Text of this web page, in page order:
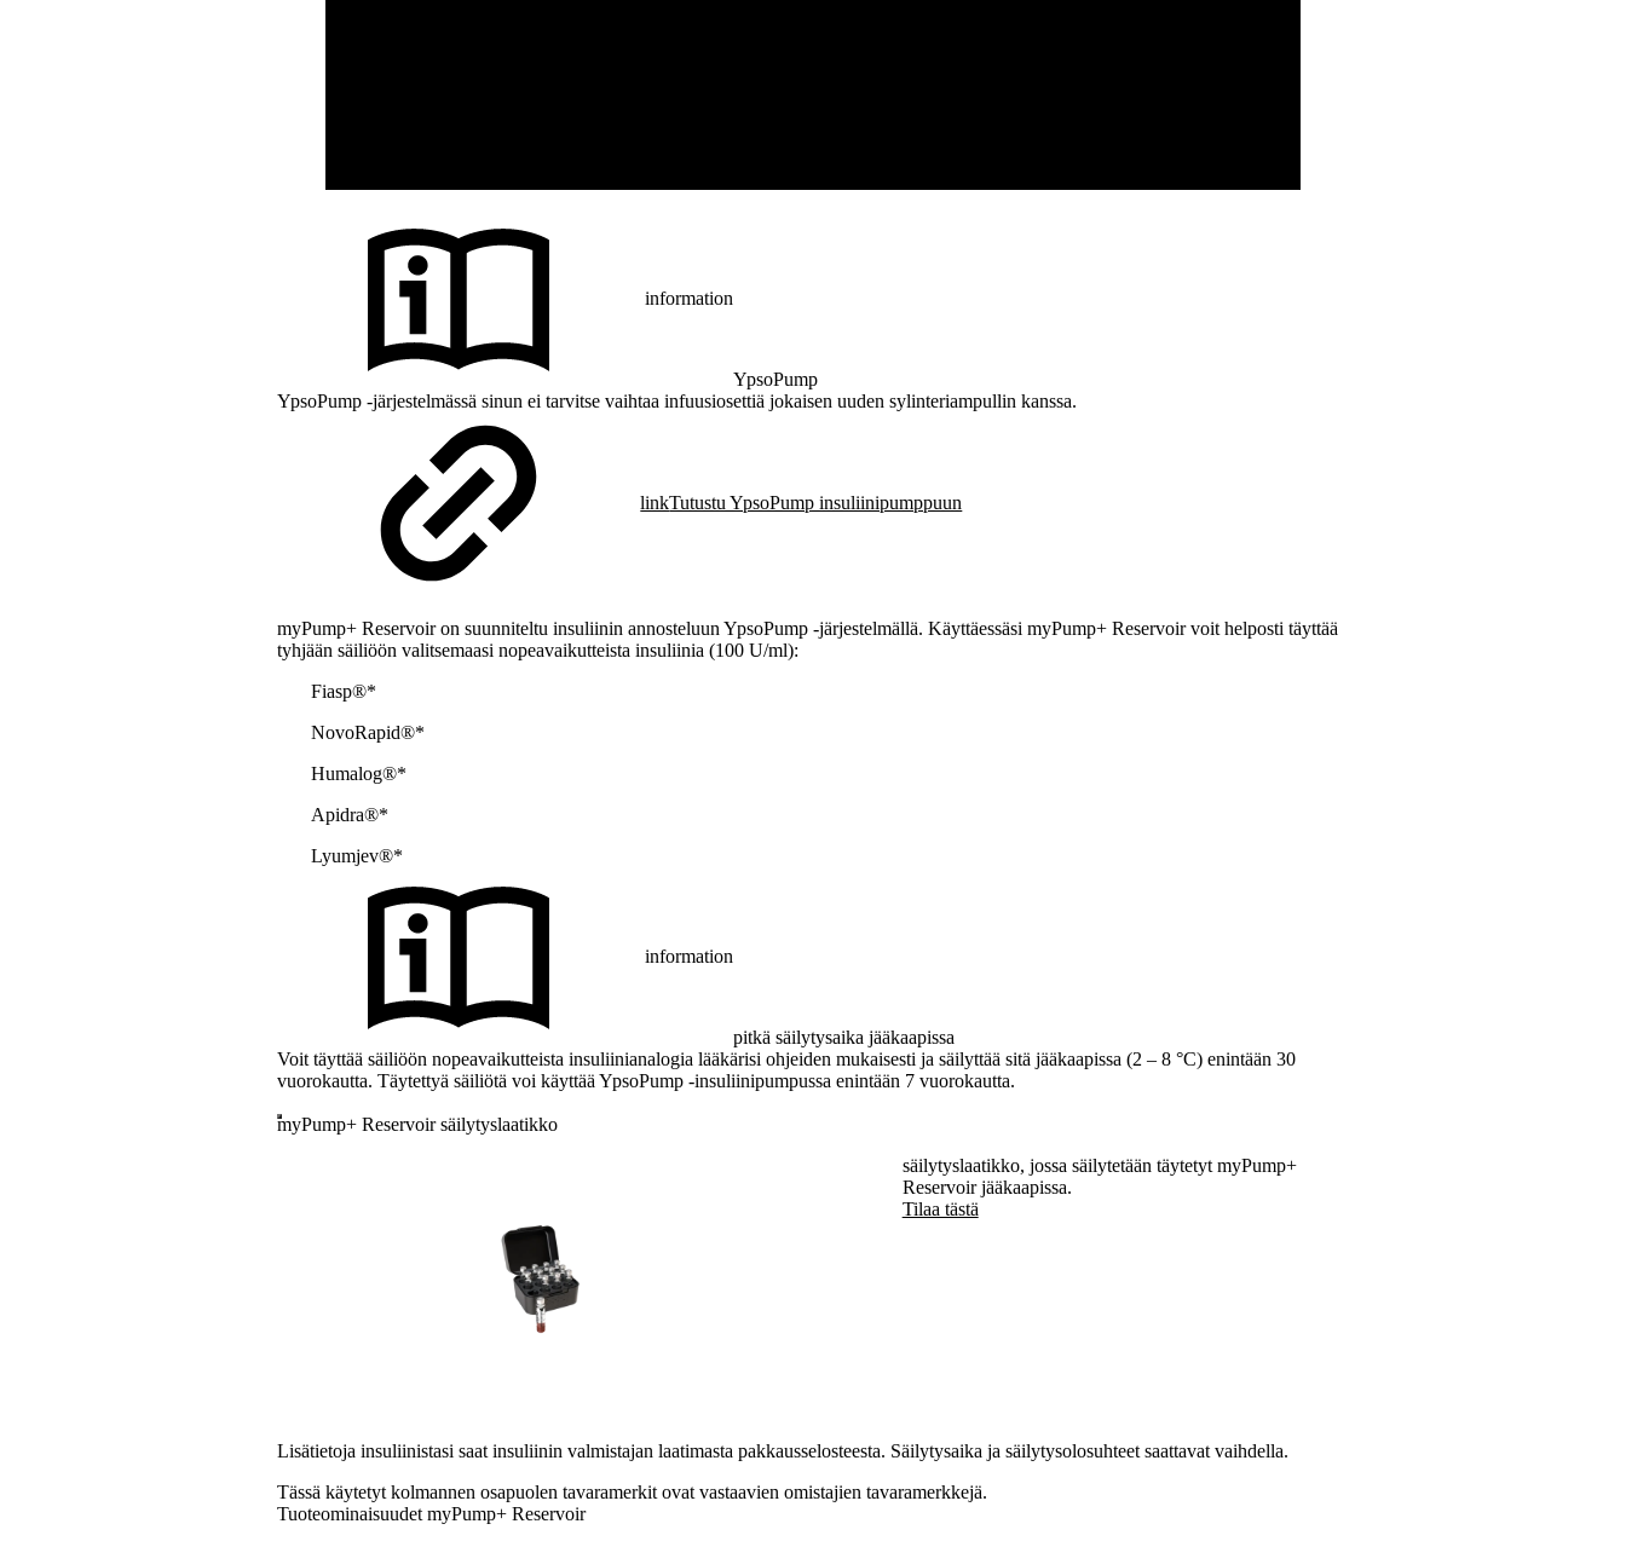
information
YpsoPump
YpsoPump -järjestelmässä sinun ei tarvitse vaihtaa infuusiosettiä jokaisen uuden sylinteriampullin kanssa.
linkTutustu YpsoPump insuliinipumppuun
myPump+ Reservoir on suunniteltu insuliinin annosteluun YpsoPump -järjestelmällä. Käyttäessäsi myPump+ Reservoir voit helposti täyttää
tyhjään säiliöön valitsemaasi nopeavaikutteista insuliinia (100 U/ml):
Fiasp®*
NovoRapid®*
Humalog®*
Apidra®*
Lyumjev®*
information
pitkä säilytysaika jääkaapissa
Voit täyttää säiliöön nopeavaikutteista insuliinianalogia lääkärisi ohjeiden mukaisesti ja säilyttää sitä jääkaapissa (2 – 8 °C) enintään 30
vuorokautta. Täytettyä säiliötä voi käyttää YpsoPump -insuliinipumpussa enintään 7 vuorokautta.
myPump+ Reservoir säilytyslaatikko
säilytyslaatikko, jossa säilytetään täytetyt myPump+
Reservoir jääkaapissa.
Tilaa tästä
Lisätietoja insuliinistasi saat insuliinin valmistajan laatimasta pakkausselosteesta. Säilytysaika ja säilytysolosuhteet saattavat vaihdella.
Tässä käytetyt kolmannen osapuolen tavaramerkit ovat vastaavien omistajien tavaramerkkejä.
Tuoteominaisuudet myPump+ Reservoir